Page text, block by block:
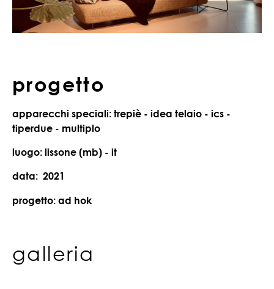
progetto
apparecchi speciali: trepiè - idea telaio - ics -
tiperdue - multiplo
luogo: lissone (mb) - it
data: 2021
progetto: ad hok
galleria